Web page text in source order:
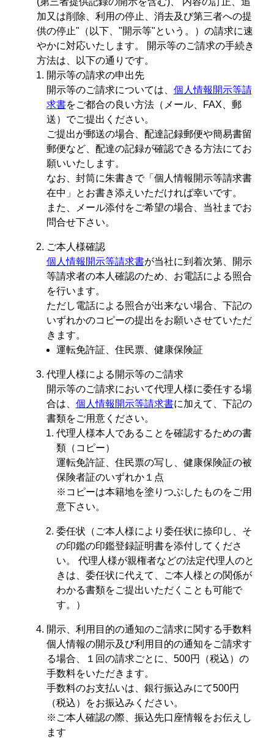
加又は削除、利用の停止、消去及び第三者への提
供の停止"（以下、"開示等"という。）の請求に速
やかに対応いたします。 開示等のご請求の手続き
方法は、以下の通りです。
開示等の請求の申出先
開示等のご請求については、 個人情報開示等請
求書をご都合の良い方法（メール、FAX、郵
送）でご提出ください。
ご提出が郵送の場合、配達記録郵便や簡易書留
郵便など、配達の記録が確認できる方法にてお
願いいたします。
なお、封筒に朱書きで「個人情報開示等請求書
在中」とお書き添えいただければ幸いです。
また、メール添付をご希望の場合、当社までお
問合せ下さい。
ご本人様確認
個人情報開示等請求書が当社に到着次第、開示
等請求者の本人確認のため、お電話による照合
を行います。
ただし電話による照合が出来ない場合、下記の
いずれかのコピーの提出をお願いさせていただ
きます。
運転免許証、住民票、健康保険証
代理人様による開示等のご請求
開示等のご請求において代理人様に委任する場
合は、 個人情報開示等請求書に加えて、下記の
書類をご用意ください。
代理人様本人であることを確認するための書
類（コピー）
運転免許証、住民票の写し、健康保険証の被
保険者証のいずれか１点
※コピーは本籍地を塗りつぶしたものをご用
意下さい。
委任状（ご本人様により委任状に捺印し、そ
の印鑑の印鑑登録証明書を添付してくださ
い。 代理人様が親権者などの法定代理人のと
きは、委任状に代えて、ご本人様との関係が
わかる書類をご提出いただくことも可能で
す。）
開示、利用目的の通知のご請求に関する手数料
個人情報の開示及び利用目的の通知をご請求す
る場合、１回の請求ごとに、500円（税込）の
手数料をいただきます。
手数料のお支払いは、銀行振込みにて500円
（税込）をお振込みください。
※ご本人確認の際、振込先口座情報をお伝えし
ます